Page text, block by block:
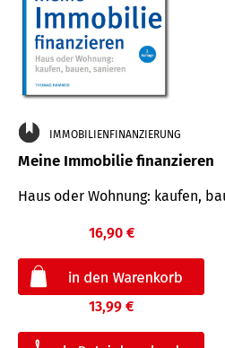
IMMOBILIENFINANZIERUNG
Meine Immobilie finanzieren
Haus oder Wohnung: kaufen,
16,90 €
13,99 €